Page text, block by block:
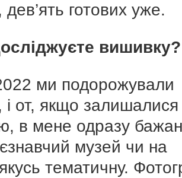
готових уже.
вишивку?
ми подорожували
і от, якщо
в мене одразу
музей чи на
тематичну.